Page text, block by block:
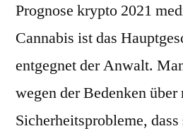
Prognose krypto 2021
Cannabis ist das
entgegnet der Anwalt.
wegen der Bedenken
Sicherheitsprobleme, dass